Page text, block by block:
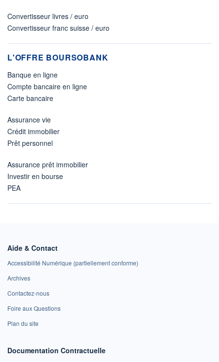
Convertisseur livres / euro
Convertisseur franc suisse / euro
L'OFFRE BOURSOBANK
Banque en ligne
Compte bancaire en ligne
Carte bancaire
Assurance vie
Crédit immobilier
Prêt personnel
Assurance prêt immobilier
Investir en bourse
PEA
Aide & Contact
Accessibilité Numérique (partiellement conforme)
Archives
Contactez-nous
Foire aux Questions
Plan du site
Documentation Contractuelle